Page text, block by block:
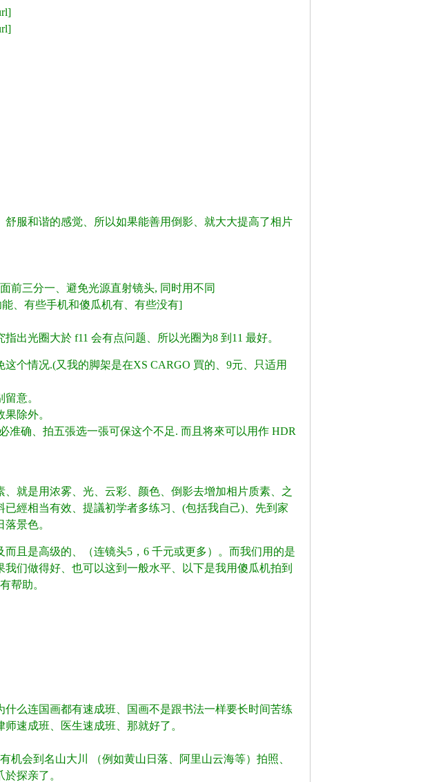
服和谐的感觉、所以如果能善用倒影、就大大提高了相片
前三分一、避免光源直射镜头, 同时用不同
、有些手机和傻瓜机有、有些没有]
出光圈大於 f11 会有点问题、所以光圈为8 到11 最好。
个情况.(又我的脚架是在XS CARGO 買的、9元、只适用
意。
除外。
准确、拍五張选一張可保这个不足. 而且将來可以用作 HDR
就是用浓雾、光、云彩、颜色、倒影去增加相片质素、之
經相当有效、提議初学者多练习、(包括我自己)、先到家
景色。
且是高级的、（连镜头5，6 千元或更多）。而我们用的是
们做得好、也可以这到一般水平、以下是我用傻瓜机拍到
帮助。
么连国画都有速成班、国画不是跟书法一样要长时间苦练
速成班、医生速成班、那就好了。
机会到名山大川 （例如黄山日落、阿里山云海等）拍照、
探亲了。